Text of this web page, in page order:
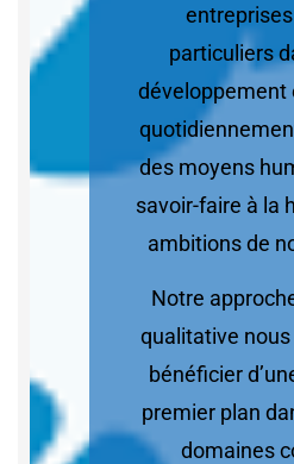
particuliers
développement
des moyens
savoir-faire à la
ambitions de
Notre
qualitative
bénéficier
premier plan
domaines